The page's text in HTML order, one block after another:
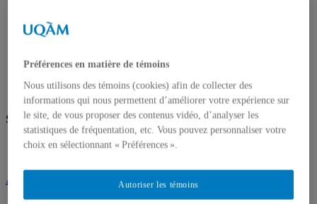
Mémoires déposés
Passerelle 840
Nous joindre
Suivez-nous
Facebook
Abonnez-vous à notre infolettre
Préférences en matière de témoins
Nous utilisons des témoins (cookies) afin de collecter des
informations qui nous permettent d’améliorer votre expérience sur
le site, de vous proposer des contenus vidéo, d’analyser les
statistiques de fréquentation, etc. Vous pouvez personnaliser votre
choix en sélectionnant « Préférences ».
Autoriser les témoins